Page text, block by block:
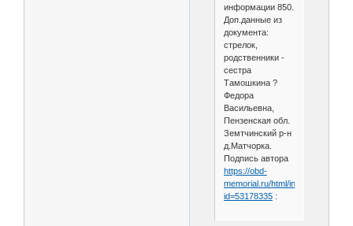
информации 850.
Доп.данные из
документа:
стрелок,
родственники -
сестра
Тамошкина ?
Федора
Васильевна,
Пензенская обл.
Земтчинский р-н
д.Матчорка.
Подпись автора
https://obd-
memorial.ru/html/info.htm?
id=53178335: